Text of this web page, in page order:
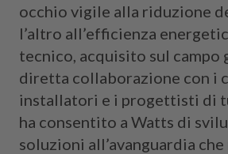
occhio vigile alla riduzione
l’altro all’efficienza
tecnico, acquisito sul campo
diretta collaborazione con i
installatori e i progettisti di
ha consentito a Watts di
soluzioni all’avanguardia